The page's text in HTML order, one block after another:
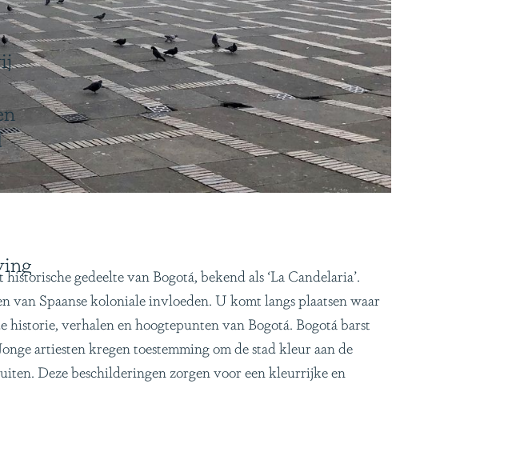
gedeelte van Bogotá, bekend als ‘La Candelaria’.
van Spaanse koloniale invloeden. U komt langs plaatsen waar
verhalen en hoogtepunten van Bogotá. Bogotá barst
artiesten kregen toestemming om de stad kleur aan de
Deze beschilderingen zorgen voor een kleurrijke en